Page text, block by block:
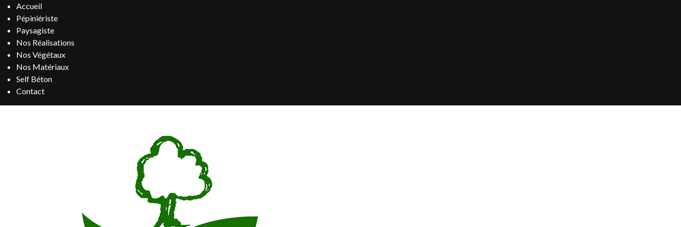
Accueil
Pépiniériste
Paysagiste
Nos Réalisations
Nos Végétaux
Nos Matériaux
Self Béton
Contact